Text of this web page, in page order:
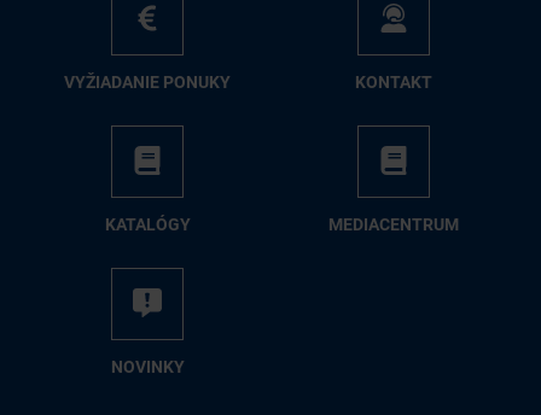
VY­ŽIA­DA­NIE PO­NU­KY KON­TAKT
KA­TA­LÓ­GY ME­DIA­CEN­TRUM
NO­VIN­KY